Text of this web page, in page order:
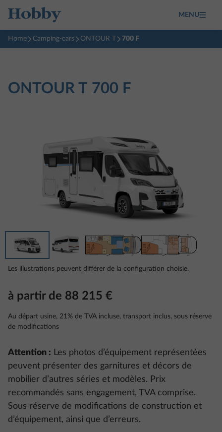
MENU
Home Camping-cars ONTOUR T 700 F
ONTOUR T 700 F
Les illustrations peuvent différer de la configuration choisie.
à partir de 88 215 €
Au départ usine, 21% de TVA incluse, transport inclus, sous réserve
de modifications
Attention : Les photos d’équipement représentées
peuvent présenter des garnitures et décors de
mobilier d’autres séries et modèles. Prix
recommandés sans engagement, TVA comprise.
Sous réserve de modifications de construction et
d’équipement, ainsi que d’erreurs.